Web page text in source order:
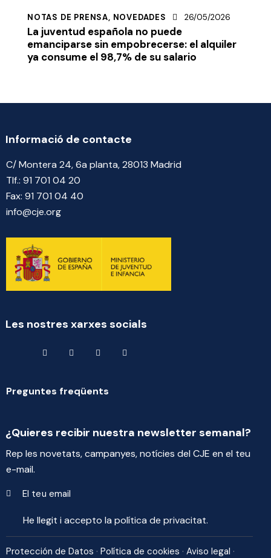
NOTAS DE PRENSA, NOVEDADES 26/05/2026
La juventud española no puede
emanciparse sin empobrecerse: el alquiler
ya consume el 98,7% de su salario
Informació de contacte
C/ Montera 24, 6a planta, 28013 Madrid
Tlf.: 91 701 04 20
Fax: 91 701 04 40
info@cje.org
Les nostres xarxes socials
Preguntes freqüents
¿Quieres recibir nuestra newsletter semanal?
Rep les novetats, campanyes, notícies del CJE en el teu
e-mail.
He llegit i accepto la política de privacitat.
Protección de Datos · Política de cookies · Aviso legal ·